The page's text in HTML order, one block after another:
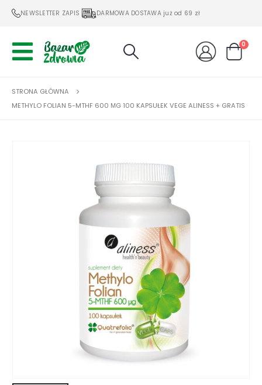
NEWSLETTER ZAPIS DARMOWA DOSTAWA już od 69 zł
0
STRONA GŁÓWNA
METHYLO FOLIAN 5-MTHF 600 ΜG 100 KAPSUŁEK VEGE ALINESS + GRATIS